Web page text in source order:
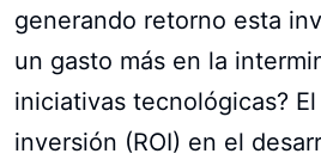
generando retorno esta
un gasto más en la
iniciativas tecnológicas?
inversión (ROI) en el